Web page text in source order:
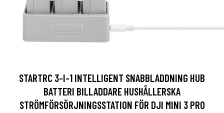
STARTRC 3-I-1 INTELLIGENT SNABBLADDNING HUB
BATTERI BILLADDARE HUSHÅLLERSKA
STRÖMFÖRSÖRJNINGSSTATION FÖR DJI MINI 3 PRO